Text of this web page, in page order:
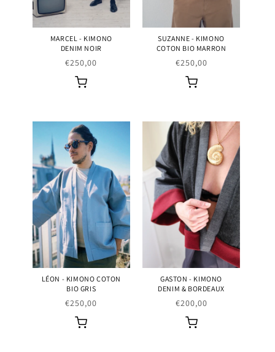
MARCEL - KIMONO
DENIM NOIR
Prix
habituel
€250,00
SUZANNE - KIMONO
COTON BIO MARRON
Prix
habituel
€250,00
LÉON - KIMONO COTON
BIO GRIS
Prix
habituel
€250,00
GASTON - KIMONO
DENIM & BORDEAUX
Prix
habituel
€200,00